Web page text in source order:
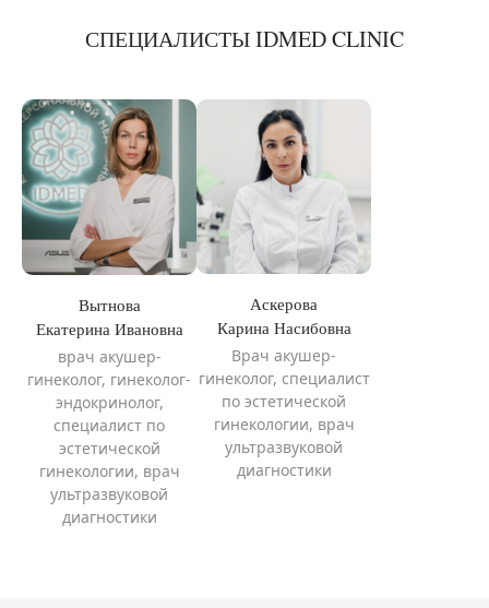
СПЕЦИАЛИСТЫ IDMED CLINIC
Вытнова
Екатерина Ивановна
врач акушер-
гинеколог, гинеколог-
эндокринолог,
специалист по
эстетической
гинекологии, врач
ультразвуковой
диагностики
Аскерова
Карина Насибовна
Врач акушер-
гинеколог, специалист
по эстетической
гинекологии, врач
ультразвуковой
диагностики